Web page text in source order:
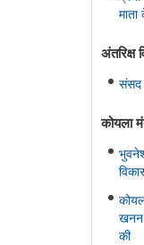
अंतरिक्ष
संसद
कोयला
खनन
की